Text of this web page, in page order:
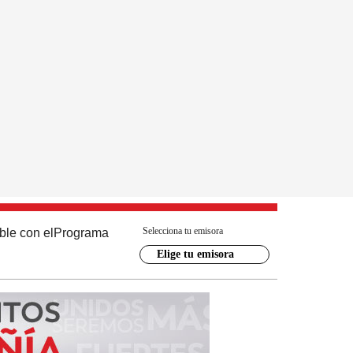
con el Programa Selecciona tu emisora
Elige tu emisora